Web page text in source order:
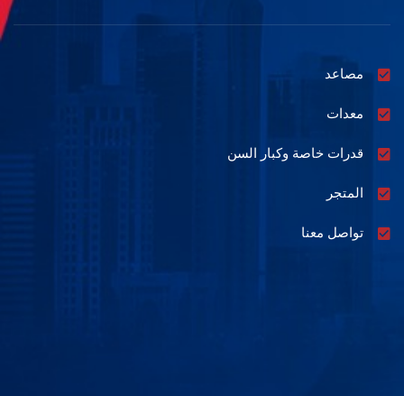
مصاعد
معدات
قدرات خاصة وكبار السن
المتجر
تواصل معنا